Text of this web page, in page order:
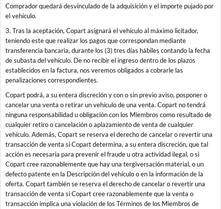
Comprador quedará desvinculado de la adquisición y el importe pujado por
el vehículo.
3. Tras la aceptación, Copart asignará el vehículo al máximo licitador,
teniendo este que realizar los pagos que correspondan mediante
transferencia bancaria, durante los (3) tres días hábiles contando la fecha
de subasta del vehículo. De no recibir el ingreso dentro de los plazos
establecidos en la factura, nos veremos obligados a cobrarle las
penalizaciones correspondientes.
Copart podrá, a su entera discreción y con o sin previo aviso, posponer o
cancelar una venta o retirar un vehículo de una venta. Copart no tendrá
ninguna responsabilidad u obligación con los Miembros como resultado de
cualquier retiro o cancelación o aplazamiento de venta de cualquier
vehículo. Además, Copart se reserva el derecho de cancelar o revertir una
transacción de venta si Copart determina, a su entera discreción, que tal
acción es necesaria para prevenir el fraude u otra actividad ilegal, o si
Copart cree razonablemente que hay una tergiversación material, o un
defecto patente en la Descripción del vehículo o en la información de la
oferta. Copart también se reserva el derecho de cancelar o revertir una
transacción de venta si Copart cree razonablemente que la venta o
transacción implica una violación de los Términos de los Miembros de